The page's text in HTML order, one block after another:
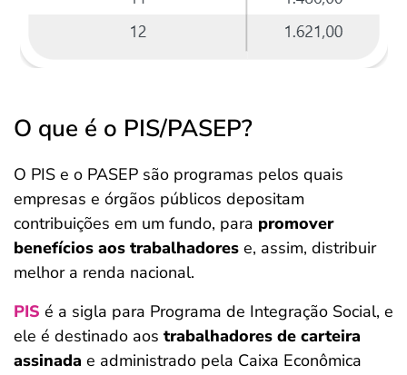
O que é o PIS/PASEP?
O PIS e o PASEP são programas pelos quais
empresas e órgãos públicos depositam
contribuições em um fundo, para promover
benefícios aos trabalhadores e, assim, distribuir
melhor a renda nacional.
PIS é a sigla para Programa de Integração Social, e
ele é destinado aos trabalhadores de carteira
assinada e administrado pela Caixa Econômica